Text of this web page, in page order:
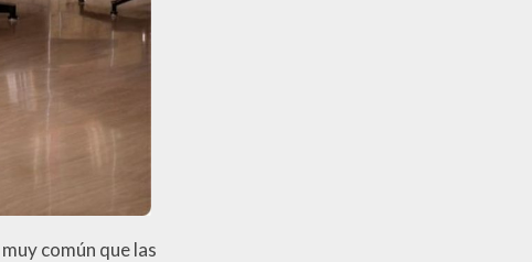
común que las